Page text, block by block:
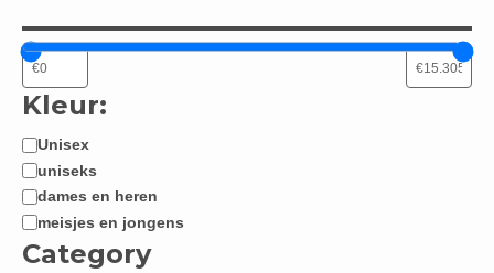
Kleur:
Jongen
/
Meisje:
Unisex
uniseks
dames en heren
meisjes en jongens
Category